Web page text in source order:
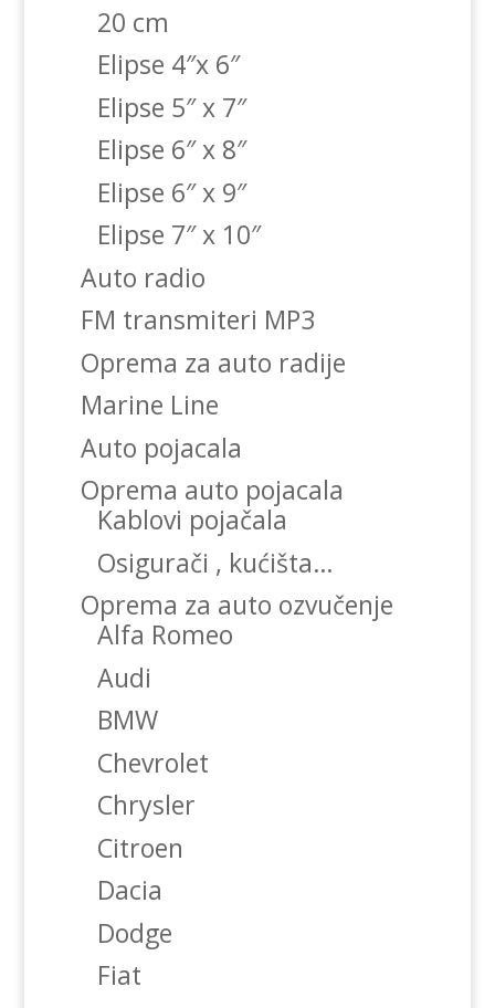
20 cm
Elipse 4″x 6″
Elipse 5″ x 7″
Elipse 6″ x 8″
Elipse 6″ x 9″
Elipse 7″ x 10″
Auto radio
FM transmiteri MP3
Oprema za auto radije
Marine Line
Auto pojacala
Oprema auto pojacala
Kablovi pojačala
Osigurači , kućišta…
Oprema za auto ozvučenje
Alfa Romeo
Audi
BMW
Chevrolet
Chrysler
Citroen
Dacia
Dodge
Fiat